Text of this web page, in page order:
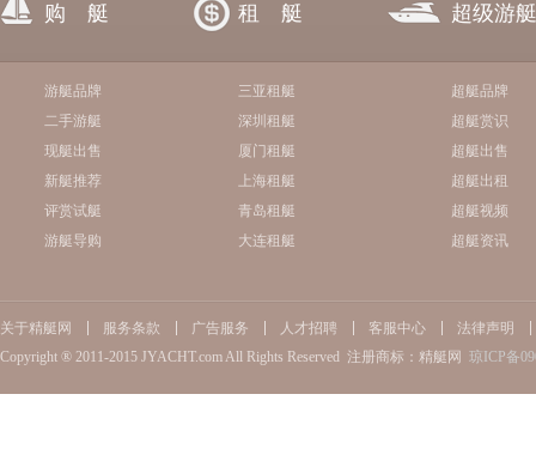
购 艇
游艇品牌
二手游艇
现艇出售
新艇推荐
评赏试艇
游艇导购
租 艇
三亚租艇
深圳租艇
厦门租艇
上海租艇
青岛租艇
大连租艇
超级游艇
超艇品牌
超艇赏识
超艇出售
超艇出租
超艇视频
超艇资讯
关于精艇网 服务条款 广告服务 人才招聘 客服中心
法律声明
Copyright ® 2011-2015 JYACHT.com All Rights Reserved 注册商标：精艇网 琼ICP备